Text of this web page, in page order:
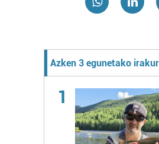
Azken 3 egunetako
1